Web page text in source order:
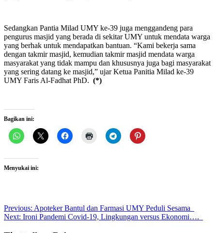
Sedangkan Pantia Milad UMY ke-39 juga menggandeng para
pengurus masjid yang berada di sekitar UMY untuk mendata warga
yang berhak untuk mendapatkan bantuan. “Kami bekerja sama
dengan takmir masjid, kemudian takmir masjid mendata warga
masyarakat yang tidak mampu dan khususnya juga bagi masyarakat
yang sering datang ke masjid,” ujar Ketua Panitia Milad ke-39
UMY Faris Al-Fadhat PhD. (*)
Bagikan ini:
Menyukai ini:
Post
navigation
Previous: Apoteker Bantul dan Farmasi UMY Peduli Sesama
Next: Ironi Pandemi Covid-19, Lingkungan versus Ekonomi….